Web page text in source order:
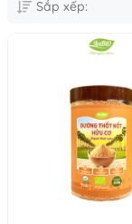
Sắp xếp: